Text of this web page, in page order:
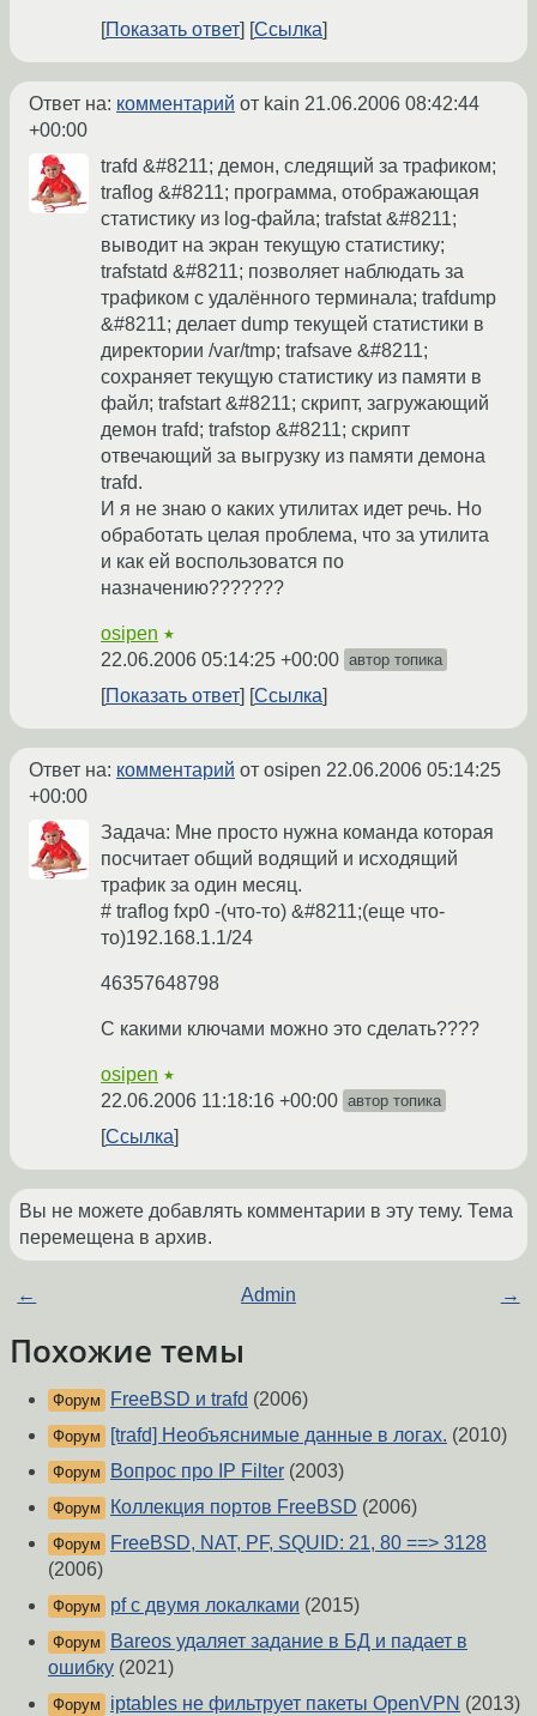
Показать ответ
Ссылка
Ответ на: комментарий от kain 21.06.2006 08:42:44
+00:00
trafd &#8211; демон, следящий за трафиком;
traflog &#8211; программа, отображающая
статистику из log-файла; trafstat &#8211;
выводит на экран текущую статистику;
trafstatd &#8211; позволяет наблюдать за
трафиком с удалённого терминала; trafdump
&#8211; делает dump текущей статистики в
директории /var/tmp; trafsave &#8211;
сохраняет текущую статистику из памяти в
файл; trafstart &#8211; скрипт, загружающий
демон trafd; trafstop &#8211; скрипт
отвечающий за выгрузку из памяти демона
trafd.
И я не знаю о каких утилитах идет речь. Но
обработать целая проблема, что за утилита
и как ей воспользоватся по
назначению???????
osipen ★
22.06.2006 05:14:25 +00:00 автор топика
Показать ответ Ссылка
Ответ на: комментарий от osipen 22.06.2006 05:14:25
+00:00
Задача: Мне просто нужна команда которая
посчитает общий водящий и исходящий
трафик за один месяц.
# traflog fxp0 -(что-то) &#8211;(еще что-
то)192.168.1.1/24
46357648798
С какими ключами можно это сделать????
osipen ★
22.06.2006 11:18:16 +00:00 автор топика
Ссылка
Вы не можете добавлять комментарии в эту тему. Тема
перемещена в архив.
← Admin →
Похожие темы
Форум FreeBSD и trafd (2006)
Форум [trafd] Необъяснимые данные в логах. (2010)
Форум Вопрос про IP Filter (2003)
Форум Коллекция портов FreeBSD (2006)
Форум
FreeBSD, NAT, PF, SQUID: 21, 80 ==> 3128
(2006)
Форум pf с двумя локалками (2015)
Форум
Bareos удаляет задание в БД и падает в
ошибку (2021)
Форум iptables не фильтрует пакеты OpenVPN (2013)